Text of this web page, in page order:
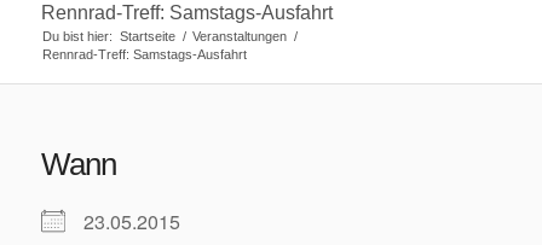
Rennrad-Treff: Samstags-Ausfahrt
Du bist hier: Startseite / Veranstaltungen /
Rennrad-Treff: Samstags-Ausfahrt
Wann
23.05.2015